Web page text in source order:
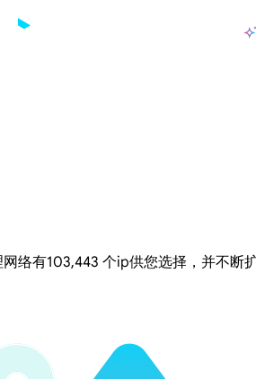
络有103,443 个ip供您选择，并不断